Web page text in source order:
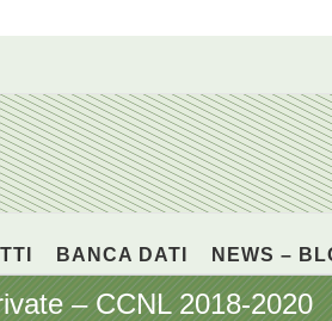
BANCA DATI NEWS –
– CCNL 2018-2020